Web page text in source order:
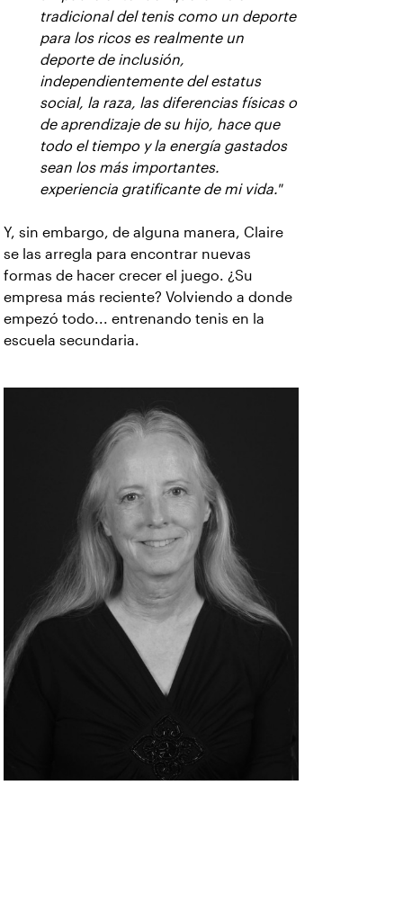
tradicional del tenis como un deporte
para los ricos es realmente un
deporte de inclusión,
independientemente del estatus
social, la raza, las diferencias físicas o
de aprendizaje de su hijo, hace que
todo el tiempo y la energía gastados
sean los más importantes.
experiencia gratificante de mi vida."
Y, sin embargo, de alguna manera, Claire
se las arregla para encontrar nuevas
formas de hacer crecer el juego. ¿Su
empresa más reciente? Volviendo a donde
empezó todo... entrenando tenis en la
escuela secundaria.